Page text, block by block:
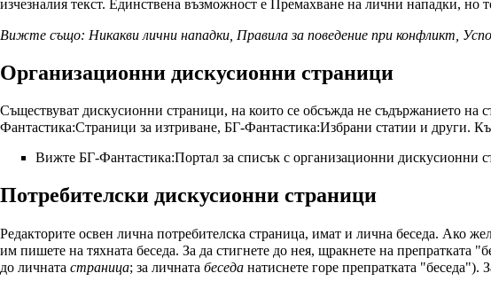
изчезналия текст. Единствена възможност е Премахване на лични нападки, но
Вижте също: Никакви лични нападки Правила за поведение при конфликт
Организационни дискусионни страници
Съществуват дискусионни страници, на които се обсъжда не съдържанието на
Фантастика:Страници за изтриване, БГ-Фантастика:Избрани статии и други.
Вижте БГ-Фантастика:Портал за списък с организационни дискусионни
Потребителски дискусионни страници
Редакторите освен лична потребителска страница, имат и лична беседа. Ако
им пишете на тяхната беседа. За да стигнете до нея, щракнете на препратката
до личната страница; за личната беседа натиснете горе препратката